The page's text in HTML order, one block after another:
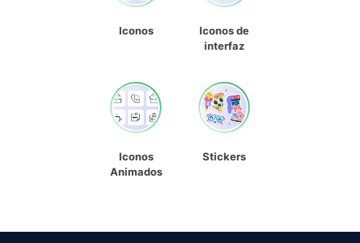
Iconos
Iconos de
interfaz
Iconos
Animados
Stickers